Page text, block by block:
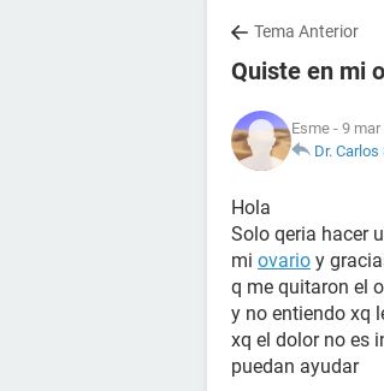
Tema Anterior
Quiste en mi
Esme - 9
Dr.
Hola
Solo qeria hacer
mi ovario y
q me quitaron el
y no entiendo xq
xq el dolor no es
puedan ayudar